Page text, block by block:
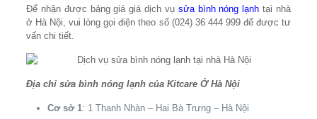
Để nhận được bảng giá giá dịch vụ sửa bình nóng lạnh tại nhà
ở Hà Nội, vui lòng gọi điện theo số (024) 36 444 999‬ để được tư
vấn chi tiết.
Địa chỉ sửa bình nóng lạnh của Kitcare Ở Hà Nội
Cơ sở 1: 1 Thanh Nhàn – Hai Bà Trưng – Hà Nội